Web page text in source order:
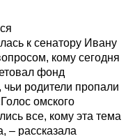
к сенатору Ивану
кому сегодня
фонд
родители пропали
омского
все, кому эта тема
– рассказала